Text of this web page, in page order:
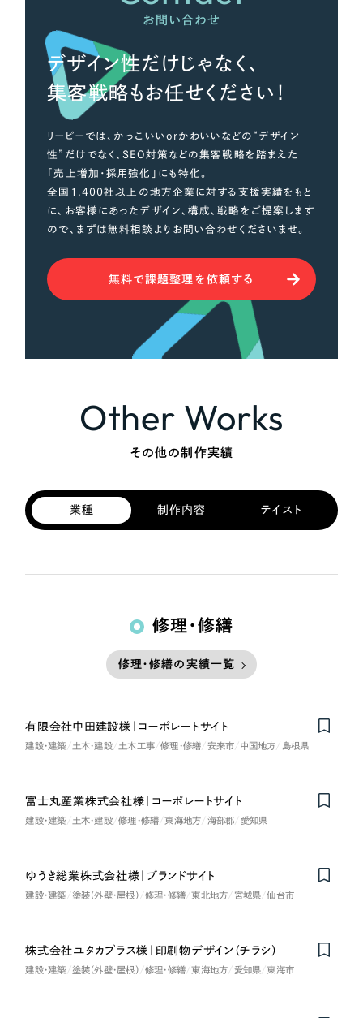
お問い合わせ
デザイン性だけじゃなく、
集客戦略もお任せください！
リーピーでは、かっこいいorかわいいなどの“デザイン
性”だけでなく、SEO対策などの集客戦略を踏まえた
「売上増加・採用強化」にも特化。
全国1,400社以上の地方企業に対する支援実績をもと
に、お客様にあったデザイン、構成、戦略をご提案します
ので、まずは無料相談よりお問い合わせくださいませ。
無料で課題整理を依頼する
Other Works
その他の制作実績
業種 制作内容 テイスト
修理・修繕
修理・修繕の実績一覧
有限会社中田建設様｜コーポレートサイト
建設・建築 土木・建設 土木工事 修理・修繕 安来市 中国地方 島根県
富士丸産業株式会社様｜コーポレートサイト
建設・建築 土木・建設 修理・修繕 東海地方 海部郡 愛知県
ゆうき総業株式会社様｜ブランドサイト
建設・建築 塗装（外壁・屋根） 修理・修繕 東北地方 宮城県 仙台市
株式会社ユタカプラス様｜印刷物デザイン（チラシ）
建設・建築 塗装（外壁・屋根） 修理・修繕 東海地方 愛知県 東海市